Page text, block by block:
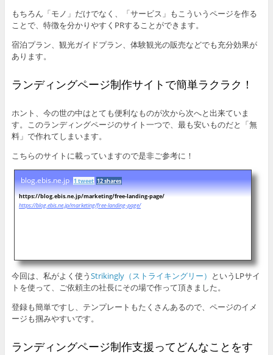
もちろん「モノ」だけでなく、「サービス」もこういうページを作る
ことで、特徴を分かりやすくPRすることができます。
宿泊プラン、観光ガイドプラン、体験観光の販売などでも充分効果が
あります。
ランディングページ制作サイトで簡単ラクラク！
ホント、今の世の中はとても便利なものが次から次へと出来ていま
す。このランディングページのサイト一つで、最も安いものだと「無
料」で作れてしまいます。
こちらのサイトに載っていますので是非ご参考に！
blog.ebis.ne.jp 1 tweet 12 shares
https://blog.ebis.ne.jp/marketing/free-landing-page/
https://blog.ebis.ne.jp/marketing/free-landing-page/
今回は、私がよく使うStrikingly（ストライキングリー） というLPサイ
トを使って、ご依頼主の社長にその場で作って頂きました。
登録も簡単ですし、テンプレートもたくさんあるので、ページのイメ
ージも掴みやすいです。
ランディングページ制作支援ってどんなことをす